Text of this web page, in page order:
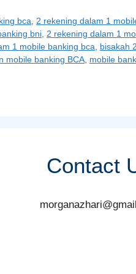
bca
2 rekening dalam 1
bni 2 rekening dalam 1
1 mobile banking bca
bisakah
mobile banking BCA mobile
Contact